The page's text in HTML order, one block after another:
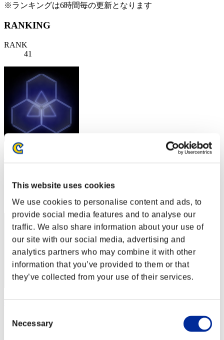
This website uses cookies
We use cookies to personalise content and ads, to
provide social media features and to analyse our
traffic. We also share information about your use of
our site with our social media, advertising and
analytics partners who may combine it with other
information that you’ve provided to them or that
they’ve collected from your use of their services.
Selection
Necessary
※ランキングは6時間毎の更新となります
RANKING
RANK
41
KwwatakW
RANK
42
damangwchh
スコア:Lv:20/07'26"07